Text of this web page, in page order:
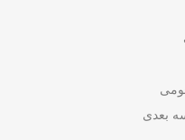
بعدی